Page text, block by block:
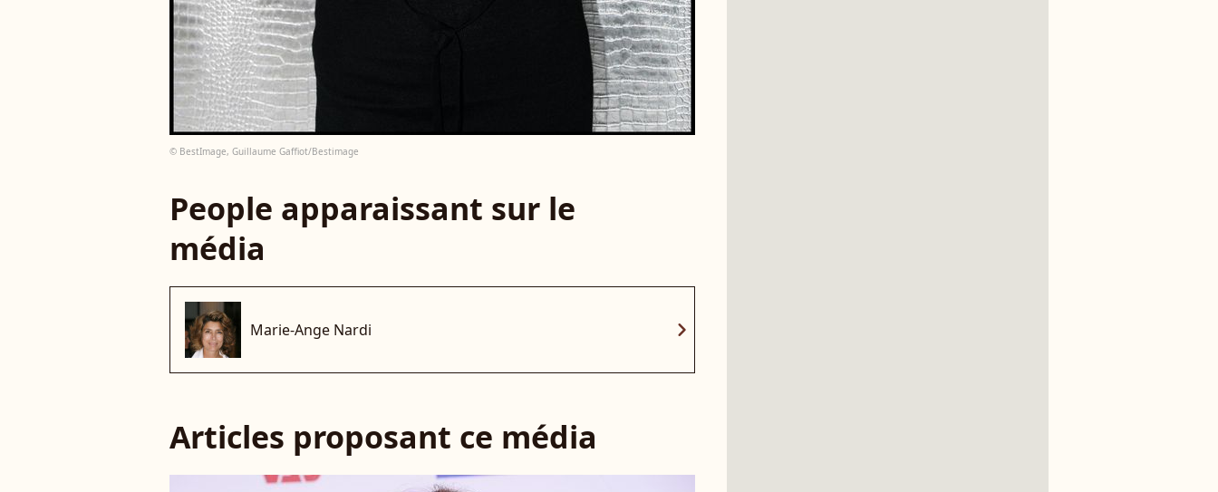
© BestImage, Guillaume Gaffiot/Bestimage
People apparaissant sur le
média
Marie-Ange Nardi chevron_right
Articles proposant ce média